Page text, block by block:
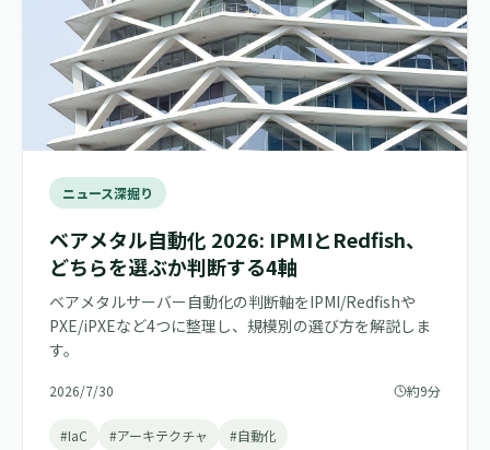
ニュース深掘り
ベアメタル自動化 2026: IPMIとRedfish、
どちらを選ぶか判断する4軸
ベアメタルサーバー自動化の判断軸をIPMI/Redfishや
PXE/iPXEなど4つに整理し、規模別の選び方を解説しま
す。
2026/7/30 約9分
#IaC #アーキテクチャ #自動化